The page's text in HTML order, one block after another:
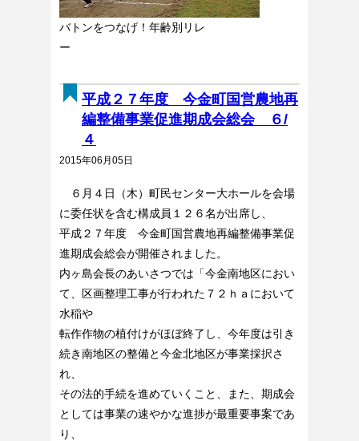
バトンをつなげ！年齢別リレ
ー
平成２７年度 今金町国営農地再
編整備事業促進期成会総会 ６/
４
2015年06月05日
６月４日（木）町民センター大ホールを会場
に委任状を含む構成員１２６名が出席し、
平成２７年度 今金町国営農地再編整備事業促
進期成会総会が開催されました。
内ヶ島会長のあいさつでは「今金南地区におい
て、区画整理工事が行われた７２ｈａにおいて
水稲や
転作作物の植付けがほぼ終了し、今年度は引き
続き南地区の整備と今金北地区が事業採択さ
れ、
その法的手続を進めていくこと、また、期成会
としては事業の速やかな進捗が最重要事案であ
り、